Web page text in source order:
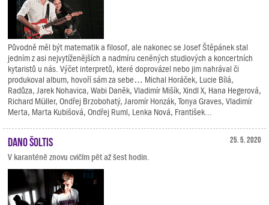
Původně měl být matematik a filosof, ale nakonec se Josef Štěpánek stal
jedním z asi nejvytíženějších a nadmíru ceněných studiových a koncertních
kytaristů u nás. Výčet interpretů, které doprovázel nebo jim nahrával či
produkoval album, hovoří sám za sebe… Michal Horáček, Lucie Bílá,
Radůza, Jarek Nohavica, Wabi Daněk, Vladimír Mišík, Xindl X, Hana Hegerová,
Richard Müller, Ondřej Brzobohatý, Jaromír Honzák, Tonya Graves, Vladimír
Merta, Marta Kubišová, Ondřej Ruml, Lenka Nová, František...
25. 5. 2020
Dano Šoltis
V karanténě znovu cvičím pět až šest hodin.